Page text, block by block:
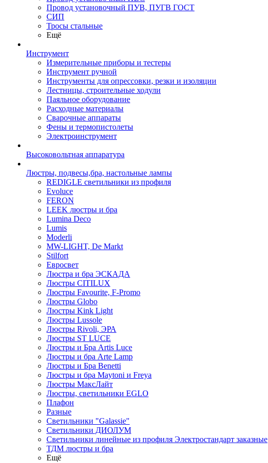
Провод установочный ПУВ, ПУГВ ГОСТ
СИП
Тросы стальные
Ещё
Инструмент
Измерительные приборы и тестеры
Инструмент ручной
Инструменты для опрессовки, резки и изоляции
Лестницы, строительные ходули
Паяльное оборудование
Расходные материалы
Сварочные аппараты
Фены и термопистолеты
Электроинструмент
Высоковольтная аппаратура
Люстры, подвесы,бра, настольные лампы
REDIGLE светильники из профиля
Evoluce
FERON
LEEK люстры и бра
Lumina Deco
Lumis
Moderli
MW-LIGHT, De Markt
Stilfort
Евросвет
Люстра и бра ЭСКАДА
Люстры CITILUX
Люстры Favourite, F-Promo
Люстры Globo
Люстры Kink Light
Люстры Lussole
Люстры Rivoli, ЭРА
Люстры ST LUCE
Люстры и Бра Artis Luce
Люстры и бра Arte Lamp
Люстры и Бра Benetti
Люстры и бра Maytoni и Freya
Люстры МаксЛайт
Люстры, светильники EGLO
Плафон
Разные
Светильники "Galassie"
Светильники ДИОЛУМ
Светильники линейные из профиля Электростандарт заказные
ТДМ люстры и бра
Ещё